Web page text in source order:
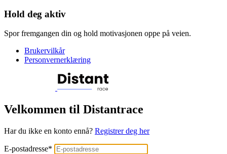
Hold deg aktiv
Spor fremgangen din og hold motivasjonen oppe på veien.
Brukervilkår
Personvernerklæring
Velkommen til Distantrace
Har du ikke en konto ennå? Registrer deg her
E-postadresse*